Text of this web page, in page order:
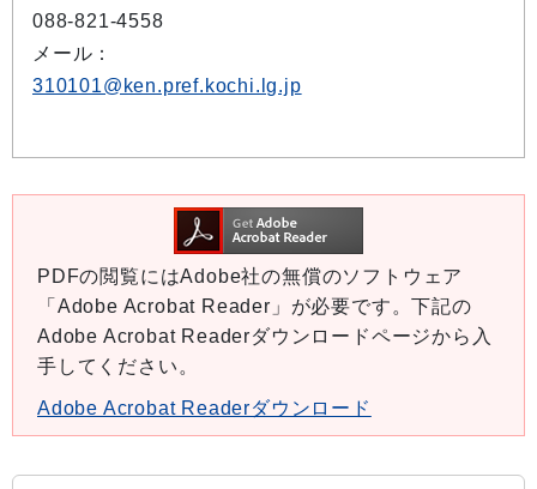
088-821-4558
メール：
310101@ken.pref.kochi.lg.jp
PDFの閲覧にはAdobe社の無償のソフトウェア
「Adobe Acrobat Reader」が必要です。下記の
Adobe Acrobat Readerダウンロードページから入
手してください。
Adobe Acrobat Readerダウンロード